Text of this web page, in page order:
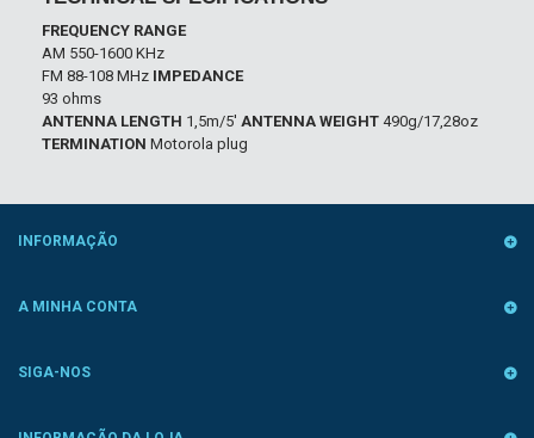
FREQUENCY RANGE
AM 550-1600 KHz
FM 88-108 MHz IMPEDANCE
93 ohms
ANTENNA LENGTH 1,5m/5' ANTENNA WEIGHT 490g/17,28oz
TERMINATION Motorola plug
INFORMAÇÃO
A MINHA CONTA
SIGA-NOS